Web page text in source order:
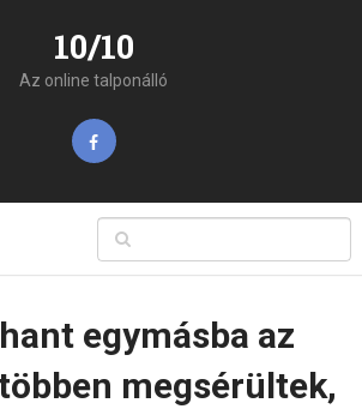
10/10
Az online talponálló
egymásba az
megsérültek,